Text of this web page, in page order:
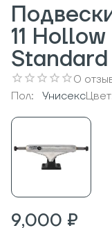
11
Standard
0
Пол:
Унисекс
9,000 ₽